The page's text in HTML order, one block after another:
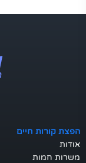
הפצת קורות חיים
אודות
משרות חמות